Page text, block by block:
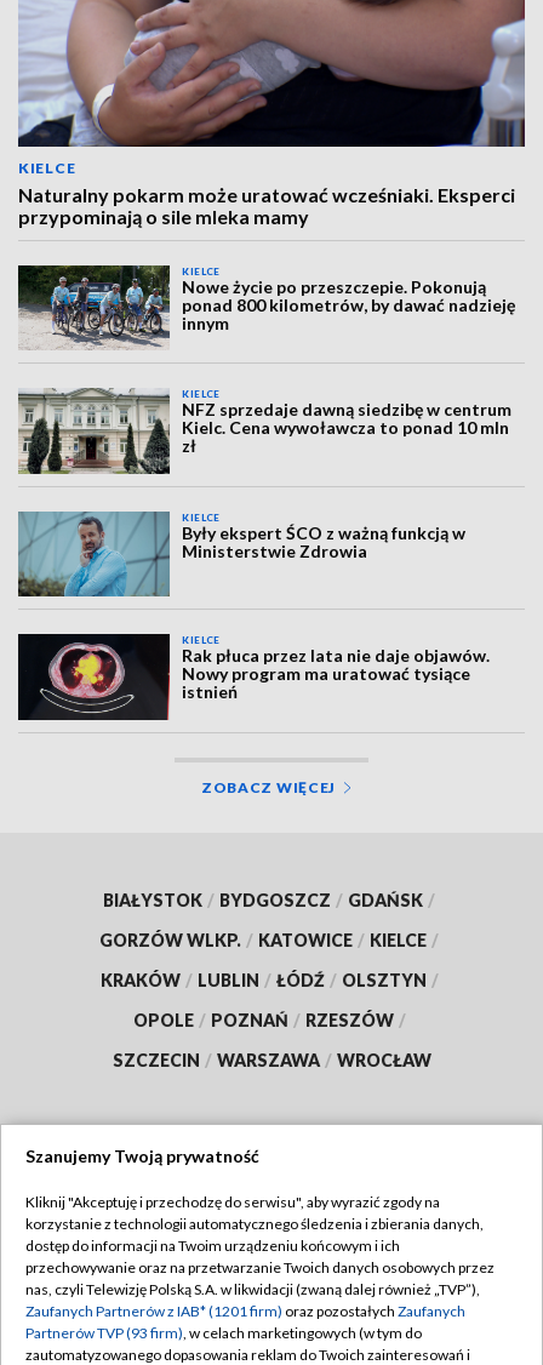
KIELCE
Naturalny pokarm może uratować wcześniaki. Eksperci
przypominają o sile mleka mamy
KIELCE
Nowe życie po przeszczepie. Pokonują
ponad 800 kilometrów, by dawać nadzieję
innym
KIELCE
NFZ sprzedaje dawną siedzibę w centrum
Kielc. Cena wywoławcza to ponad 10 mln
zł
KIELCE
Były ekspert ŚCO z ważną funkcją w
Ministerstwie Zdrowia
KIELCE
Rak płuca przez lata nie daje objawów.
Nowy program ma uratować tysiące
istnień
ZOBACZ WIĘCEJ
BIAŁYSTOK / BYDGOSZCZ / GDAŃSK /
GORZÓW WLKP. / KATOWICE / KIELCE /
KRAKÓW / LUBLIN / ŁÓDŹ / OLSZTYN /
OPOLE / POZNAŃ / RZESZÓW /
SZCZECIN / WARSZAWA / WROCŁAW
TVP
Abonament TVP
Emisja w TVP
Centrum informacji TVP
Regulamin TVP
Polityka prywatności
Moje zgody
Szanujemy Twoją prywatność
Kliknij "Akceptuję i przechodzę do serwisu", aby wyrazić zgody na
korzystanie z technologii automatycznego śledzenia i zbierania danych,
dostęp do informacji na Twoim urządzeniu końcowym i ich
przechowywanie oraz na przetwarzanie Twoich danych osobowych przez
nas, czyli Telewizję Polską S.A. w likwidacji (zwaną dalej również „TVP”),
Zaufanych Partnerów z IAB* (1201 firm) oraz pozostałych Zaufanych
Partnerów TVP (93 firm), w celach marketingowych (w tym do
zautomatyzowanego dopasowania reklam do Twoich zainteresowań i